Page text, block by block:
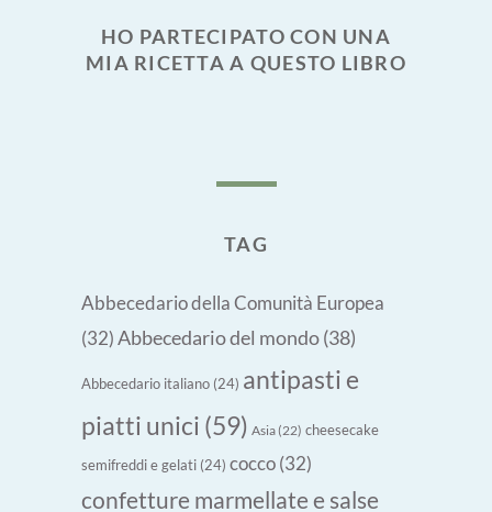
HO PARTECIPATO CON UNA
MIA RICETTA A QUESTO LIBRO
TAG
Abbecedario della Comunità Europea
(32) Abbecedario del mondo(38)
Abbecedario italiano (24) antipasti e
piatti unici (59) Asia(22) cheesecake
semifreddi e gelati (24) cocco (32)
confetture marmellate e salse